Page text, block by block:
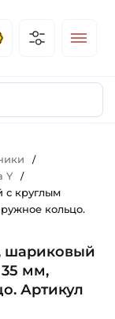
/
Y /
с круглым
кольцо.
шариковый
мм,
Артикул